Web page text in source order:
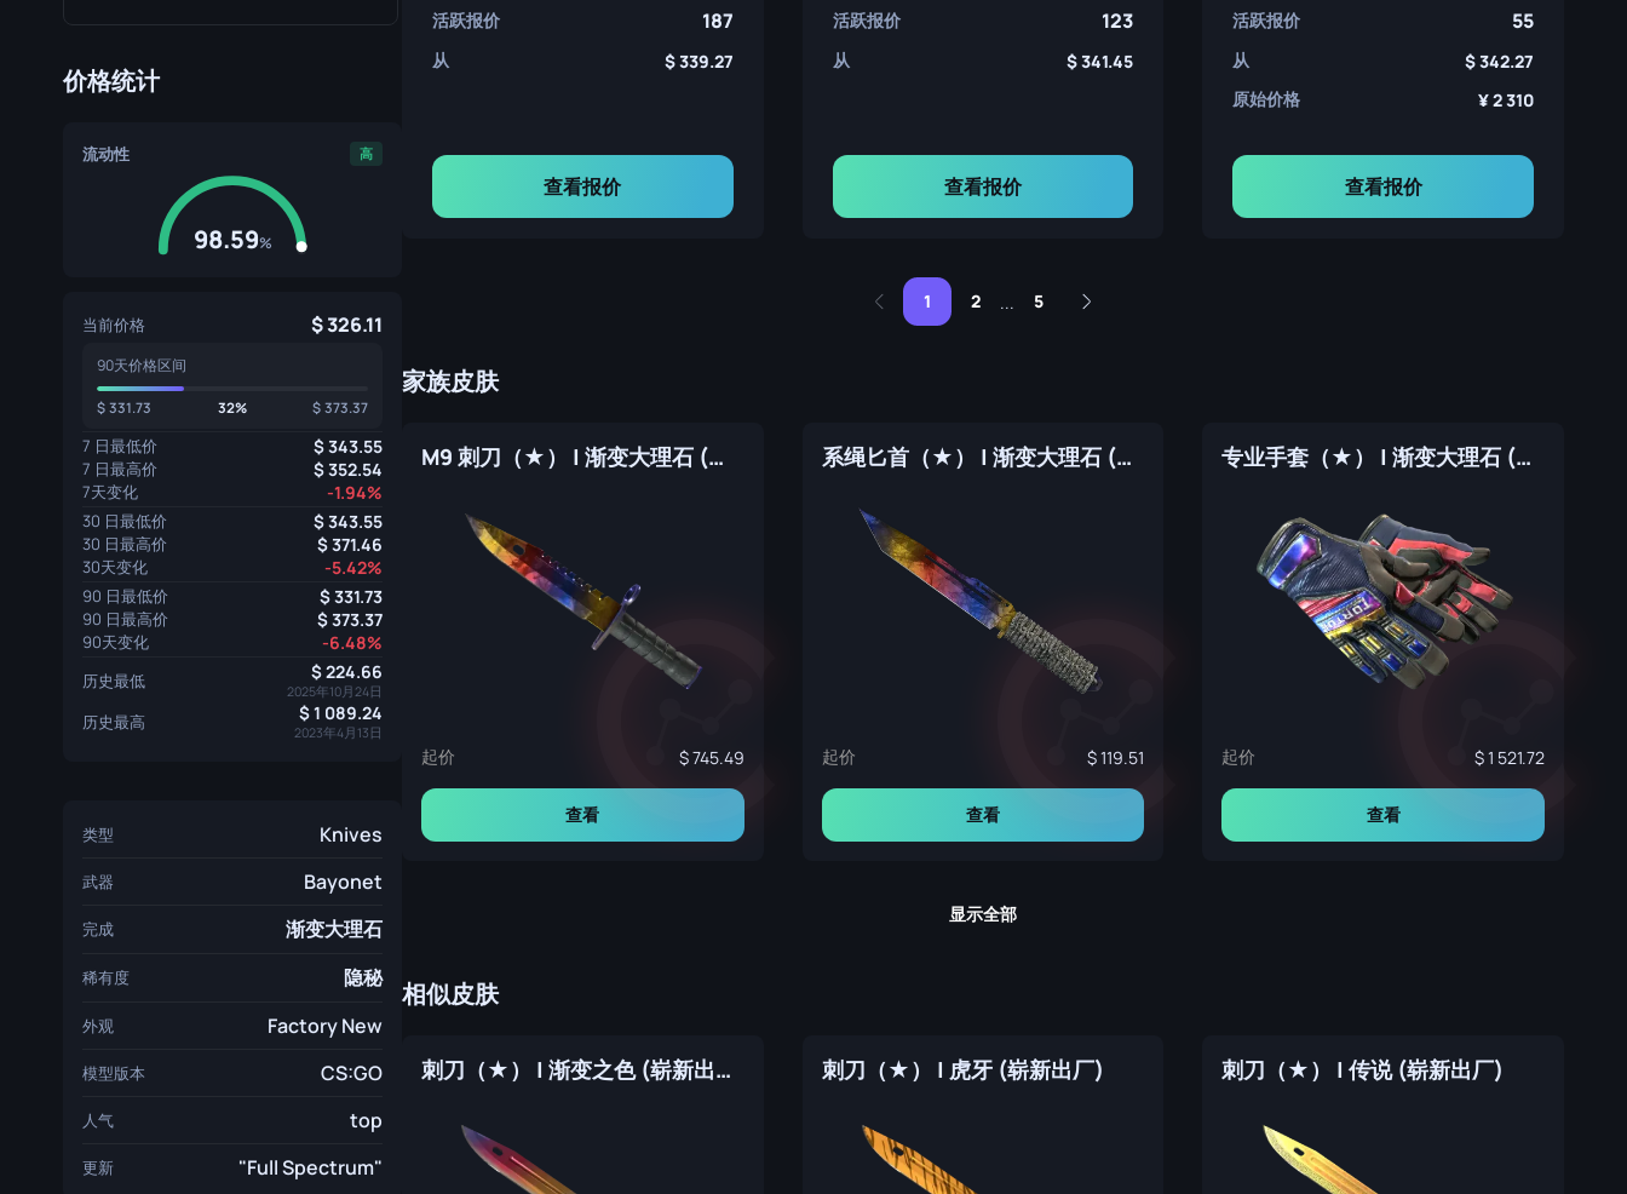
价格统计
流动性 高
98.59%
当前价格 326.11
90天价格区间
331.73 32% 373.37
7 日最低价 343.55
7 日最高价 352.54
7天变化 -1.94%
30 日最低价 343.55
30 日最高价 371.46
30天变化 -5.42%
90 日最低价 331.73
90 日最高价 373.37
90天变化 -6.48%
历史最低 224.66
2025年10月24日
历史最高 1 089.24
2023年4月13日
类型 Knives
武器 Bayonet
完成 渐变大理石
稀有度 隐秘
外观 Factory New
模型版本 CS:GO
人气 top
更新 "Full Spectrum"
活跃报价 187
从 339.27
查看报价
活跃报价 123
从 341.45
查看报价
活跃报价 55
从
342.27
原始价格
2 310
查看报价
1 2 ... 5
家族皮肤
M9 刺刀（★） | 渐变大理石 (崭新出厂)
起价 745.49
查看
系绳匕首（★） | 渐变大理石 (崭新出厂)
起价 119.51
查看
专业手套（★） | 渐变大理石 (崭新出厂)
起价 1 521.72
查看
显示全部
相似皮肤
刺刀（★） | 渐变之色 (崭新出厂) 刺刀（★） | 虎牙 (崭新出厂) 刺刀（★） | 传说 (崭新出厂)